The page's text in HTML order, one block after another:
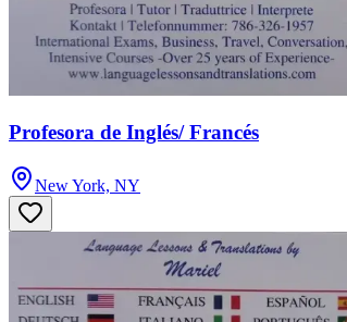
Profesora de Inglés/ Francés
New York, NY